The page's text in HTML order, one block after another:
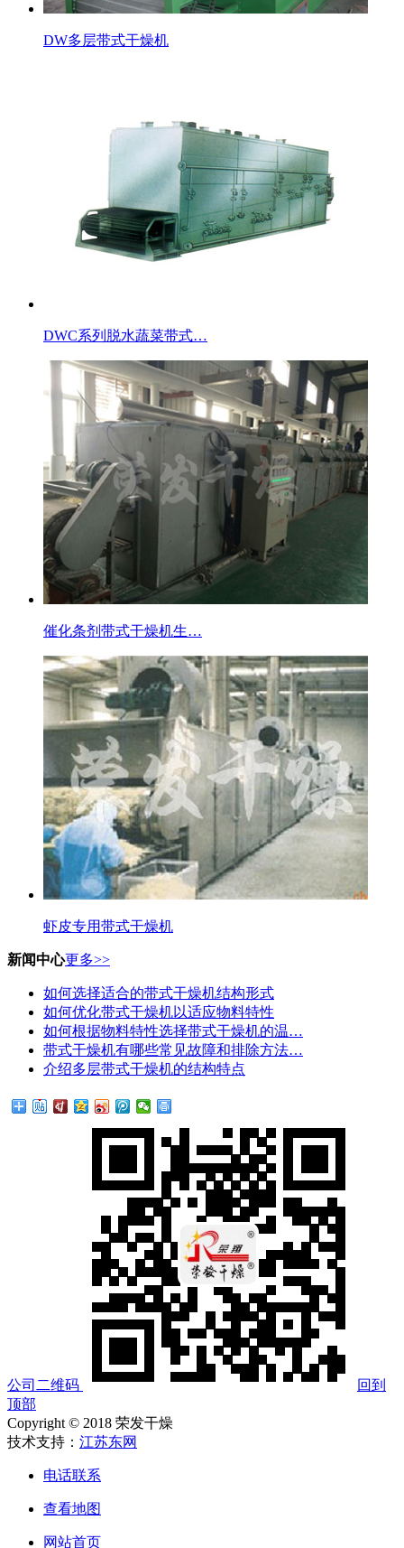
DW多层带式干燥机
DWC系列脱水蔬菜带式…
催化条剂带式干燥机生…
虾皮专用带式干燥机
新闻中心更多>>
如何选择适合的带式干燥机结构形式
如何优化带式干燥机以适应物料特性
如何根据物料特性选择带式干燥机的温…
带式干燥机有哪些常见故障和排除方法…
介绍多层带式干燥机的结构特点
公司二维码
回到
顶部
Copyright © 2018 荣发干燥
技术支持： 江苏东网
电话联系
查看地图
网站首页